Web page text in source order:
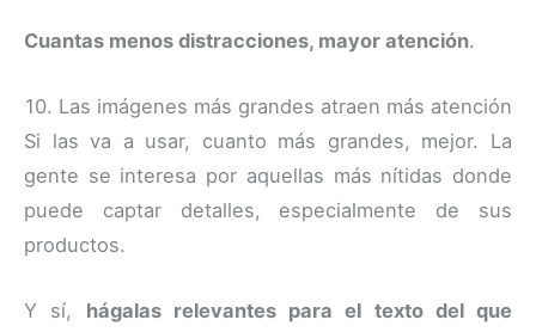
Cuantas menos distracciones, mayor atención.
10. Las imágenes más grandes atraen más atención
Si las va a usar, cuanto más grandes, mejor. La
gente se interesa por aquellas más nítidas donde
puede captar detalles, especialmente de sus
productos.
Y sí, hágalas relevantes para el texto del que